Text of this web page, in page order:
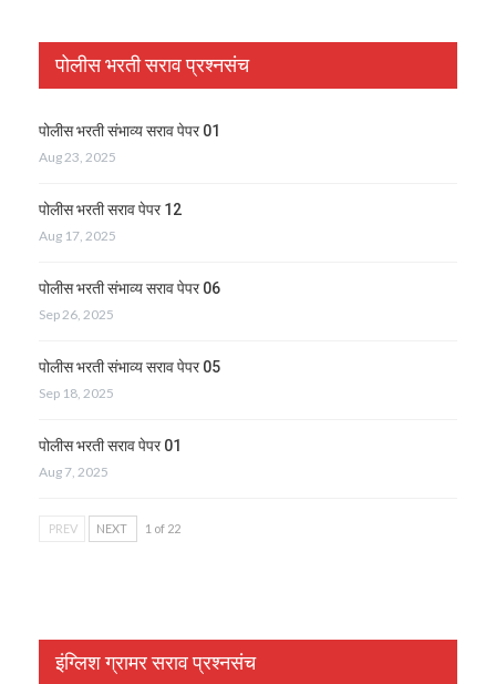
पोलीस भरती सराव प्रश्नसंच
पोलीस भरती संभाव्य सराव पेपर 01
Aug 23, 2025
पोलीस भरती सराव पेपर 12
Aug 17, 2025
पोलीस भरती संभाव्य सराव पेपर 06
Sep 26, 2025
पोलीस भरती संभाव्य सराव पेपर 05
Sep 18, 2025
पोलीस भरती सराव पेपर 01
Aug 7, 2025
PREV NEXT 1 of 22
इंग्लिश ग्रामर सराव प्रश्नसंच